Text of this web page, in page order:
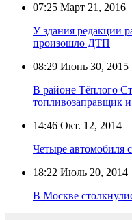
07:25 Март 21, 2016
У здания редакции
произошло ДТП
08:29 Июнь 30, 2015
В районе Тёплого
топливозаправщик и
14:46 Окт. 12, 2014
Четыре автомобиля
18:22 Июль 20, 2014
В Москве